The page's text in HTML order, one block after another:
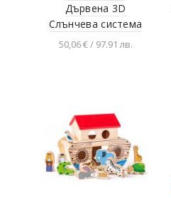
Дървена 3D
Слънчева система
50,06 € / 97.91 лв.